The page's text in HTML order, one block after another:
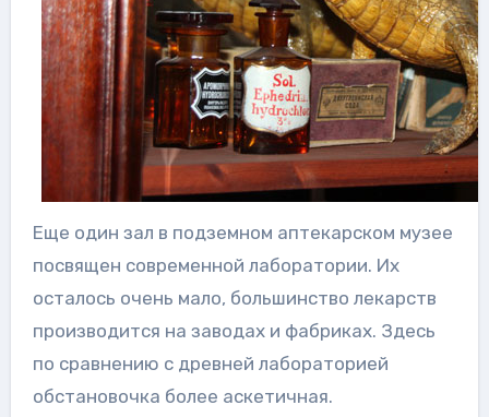
Еще один зал в подземном аптекарском музее
посвящен современной лаборатории. Их
осталось очень мало, большинство лекарств
производится на заводах и фабриках. Здесь
по сравнению с древней лабораторией
обстановочка более аскетичная.